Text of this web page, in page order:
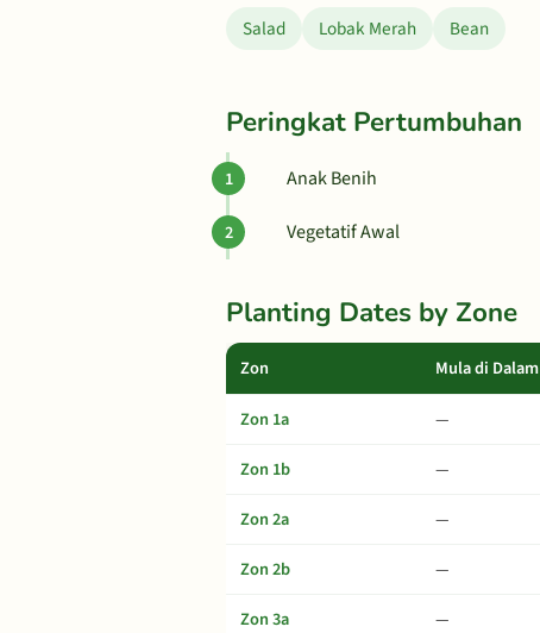
Salad Lobak Merah Bean
Peringkat Pertumbuhan
Anak Benih
Vegetatif Awal
Planting Dates by Zone
Zon Mula di Dalam
Zon 1a —
Zon 1b
—
Zon 2a
—
Zon 2b
—
Zon 3a
—